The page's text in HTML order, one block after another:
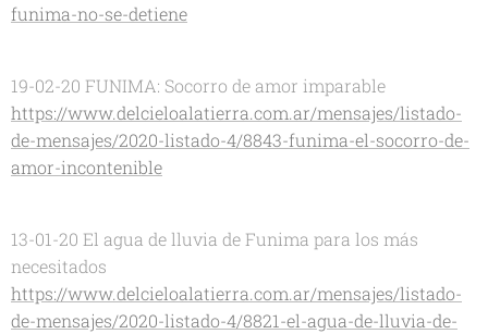
funima-no-se-detiene
19-02-20 FUNIMA: Socorro de amor imparable
https://www.delcieloalatierra.com.ar/mensajes/listado-
de-mensajes/2020-listado-4/8843-funima-el-socorro-de-
amor-incontenible
13-01-20 El agua de lluvia de Funima para los más
necesitados
https://www.delcieloalatierra.com.ar/mensajes/listado-
de-mensajes/2020-listado-4/8821-el-agua-de-lluvia-de-